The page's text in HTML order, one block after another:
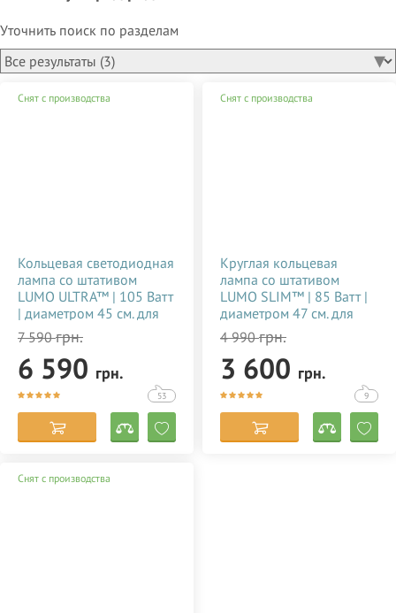
Уточнить поиск по разделам
Снят с производства
Кольцевая светодиодная
лампа со штативом
LUMO ULTRA™ | 105 Ватт
| диаметром 45 см. для
тик тока, визажиста,
косметолога, блогера,
фото, видеосъемки
купить недорого в
Украине 356784
7 590грн.
6 590 грн.
53
Снят с производства
Круглая кольцевая
лампа со штативом
LUMO SLIM™ | 85 Ватт |
диаметром 47 см. для
съемки видео тик ток,
блогеров, визажиста,
макияжа купить
недорого в Украине
(Киеве) 356785
4 990грн.
3 600 грн.
9
Снят с производства